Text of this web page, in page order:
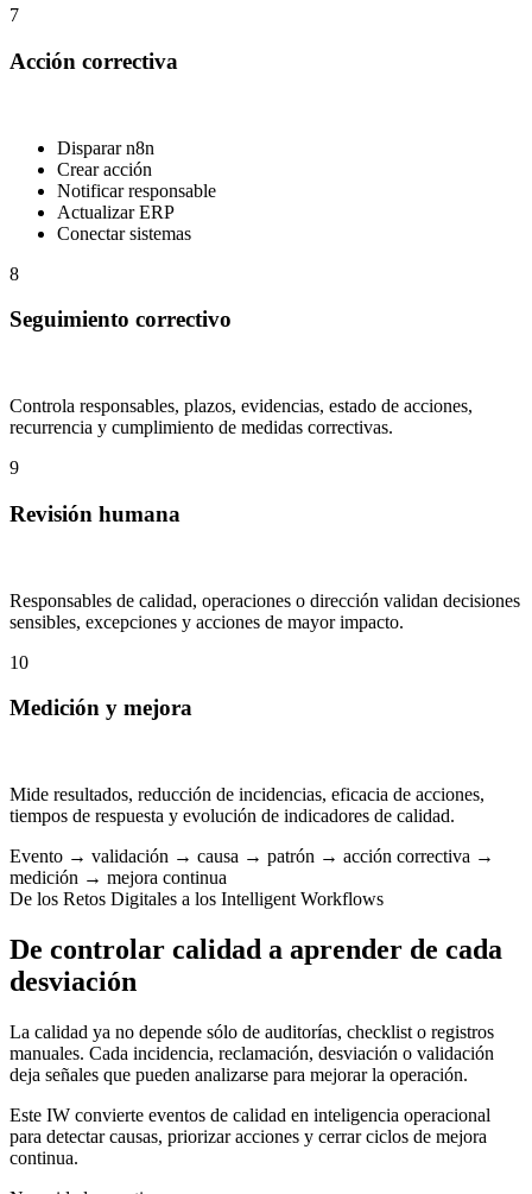
7
Acción correctiva
Disparar n8n
Crear acción
Notificar responsable
Actualizar ERP
Conectar sistemas
8
Seguimiento correctivo
Controla responsables, plazos, evidencias, estado de acciones,
recurrencia y cumplimiento de medidas correctivas.
9
Revisión humana
Responsables de calidad, operaciones o dirección validan decisiones
sensibles, excepciones y acciones de mayor impacto.
10
Medición y mejora
Mide resultados, reducción de incidencias, eficacia de acciones,
tiempos de respuesta y evolución de indicadores de calidad.
Evento → validación → causa → patrón → acción correctiva →
medición → mejora continua
De los Retos Digitales a los Intelligent Workflows
De controlar calidad a aprender de cada
desviación
La calidad ya no depende sólo de auditorías, checklist o registros
manuales. Cada incidencia, reclamación, desviación o validación
deja señales que pueden analizarse para mejorar la operación.
Este IW convierte eventos de calidad en inteligencia operacional
para detectar causas, priorizar acciones y cerrar ciclos de mejora
continua.